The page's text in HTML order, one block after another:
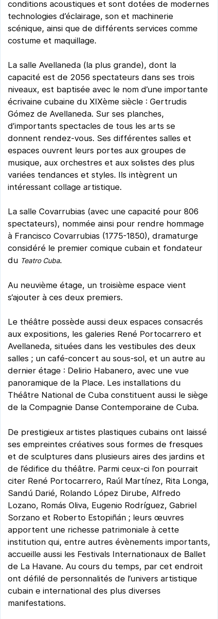
conditions acoustiques et sont dotées de modernes
technologies d’éclairage, son et machinerie
scénique, ainsi que de différents services comme
costume et maquillage.
La salle Avellaneda (la plus grande), dont la
capacité est de 2056 spectateurs dans ses trois
niveaux, est baptisée avec le nom d’une importante
écrivaine cubaine du XIXème siècle : Gertrudis
Gómez de Avellaneda. Sur ses planches,
d’importants spectacles de tous les arts se
donnent rendez-vous. Ses différentes salles et
espaces ouvrent leurs portes aux groupes de
musique, aux orchestres et aux solistes des plus
variées tendances et styles. Ils intègrent un
intéressant collage artistique.
La salle Covarrubias (avec une capacité pour 806
spectateurs), nommée ainsi pour rendre hommage
à Francisco Covarrubias (1775-1850), dramaturge
considéré le premier comique cubain et fondateur
du Teatro Cuba.
Au neuvième étage, un troisième espace vient
s’ajouter à ces deux premiers.
Le théâtre possède aussi deux espaces consacrés
aux expositions, les galeries René Portocarrero et
Avellaneda, situées dans les vestibules des deux
salles ; un café-concert au sous-sol, et un autre au
dernier étage : Delirio Habanero, avec une vue
panoramique de la Place. Les installations du
Théâtre National de Cuba constituent aussi le siège
de la Compagnie Danse Contemporaine de Cuba.
De prestigieux artistes plastiques cubains ont laissé
ses empreintes créatives sous formes de fresques
et de sculptures dans plusieurs aires des jardins et
de l’édifice du théâtre. Parmi ceux-ci l’on pourrait
citer René Portocarrero, Raúl Martínez, Rita Longa,
Sandú Darié, Rolando López Dirube, Alfredo
Lozano, Romás Oliva, Eugenio Rodríguez, Gabriel
Sorzano et Roberto Estopiñán ; leurs œuvres
apportent une richesse patrimoniale à cette
institution qui, entre autres évènements importants,
accueille aussi les Festivals Internationaux de Ballet
de La Havane. Au cours du temps, par cet endroit
ont défilé de personnalités de l’univers artistique
cubain e international des plus diverses
manifestations.